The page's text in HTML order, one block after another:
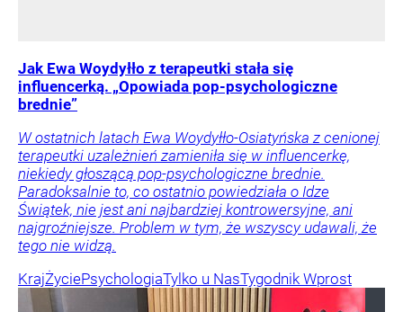
Jak Ewa Woydyłło z terapeutki stała się
influencerką. „Opowiada pop-psychologiczne
brednie”
W ostatnich latach Ewa Woydyłło-Osiatyńska z cenionej
terapeutki uzależnień zamieniła się w influencerkę,
niekiedy głoszącą pop-psychologiczne brednie.
Paradoksalnie to, co ostatnio powiedziała o Idze
Świątek, nie jest ani najbardziej kontrowersyjne, ani
najgroźniejsze. Problem w tym, że wszyscy udawali, że
tego nie widzą.
KrajŻyciePsychologiaTylko u NasTygodnik Wprost